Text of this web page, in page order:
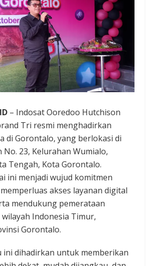
– Indosat Ooredoo Hutchison
Tri resmi menghadirkan
di Gorontalo, yang berlokasi di
No. 23, Kelurahan Wumialo,
Tengah, Kota Gorontalo.
ini menjadi wujud komitmen
akses layanan digital
mendukung pemerataan
Indonesia Timur,
Gorontalo.
ini dihadirkan untuk memberikan